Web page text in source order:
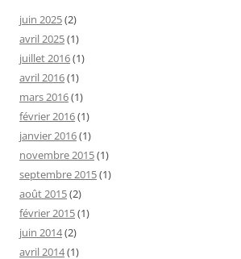
juin 2025(2)
avril 2025(1)
juillet 2016(1)
avril 2016(1)
mars 2016(1)
février 2016(1)
janvier 2016(1)
novembre 2015(1)
septembre 2015(1)
août 2015(2)
février 2015(1)
juin 2014(2)
avril 2014(1)